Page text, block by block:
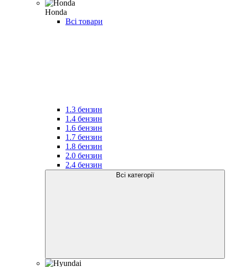
Honda
Всі товари
1.3 бензин
1.4 бензин
1.6 бензин
1.7 бензин
1.8 бензин
2.0 бензин
2.4 бензин
Всі категорії